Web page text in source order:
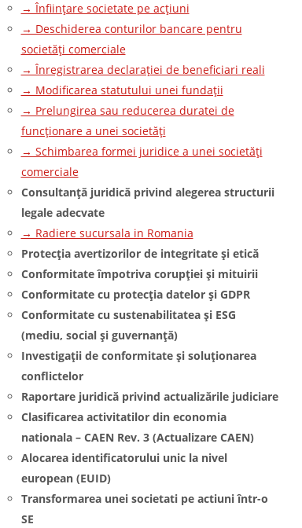
→ Înființare societate pe acțiuni
→ Deschiderea conturilor bancare pentru
societăți comerciale
→ Înregistrarea declarației de beneficiari reali
→ Modificarea statutului unei fundații
→ Prelungirea sau reducerea duratei de
funcționare a unei societăți
→ Schimbarea formei juridice a unei societăți
comerciale
Consultanță juridică privind alegerea structurii
legale adecvate
→ Radiere sucursala in Romania
Protecția avertizorilor de integritate și etică
Conformitate împotriva corupției și mituirii
Conformitate cu protecția datelor și GDPR
Conformitate cu sustenabilitatea și ESG
(mediu, social și guvernanță)
Investigații de conformitate și soluționarea
conflictelor
Raportare juridică privind actualizările judiciare
Clasificarea activitatilor din economia
nationala – CAEN Rev. 3 (Actualizare CAEN)
Alocarea identificatorului unic la nivel
european (EUID)
Transformarea unei societati pe actiuni într-o
SE